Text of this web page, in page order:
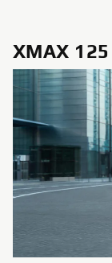
XMAX